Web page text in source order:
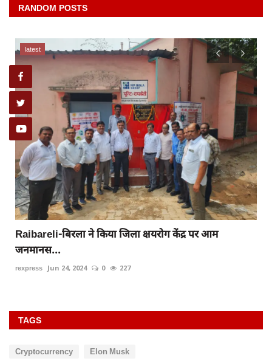
RANDOM POSTS
latest
Raibareli-बिरला ने किया जिला क्षयरोग केंद्र पर आम
जनमानस...
rexpress Jun 24, 2024 0 227
TAGS
Cryptocurrency Elon Musk